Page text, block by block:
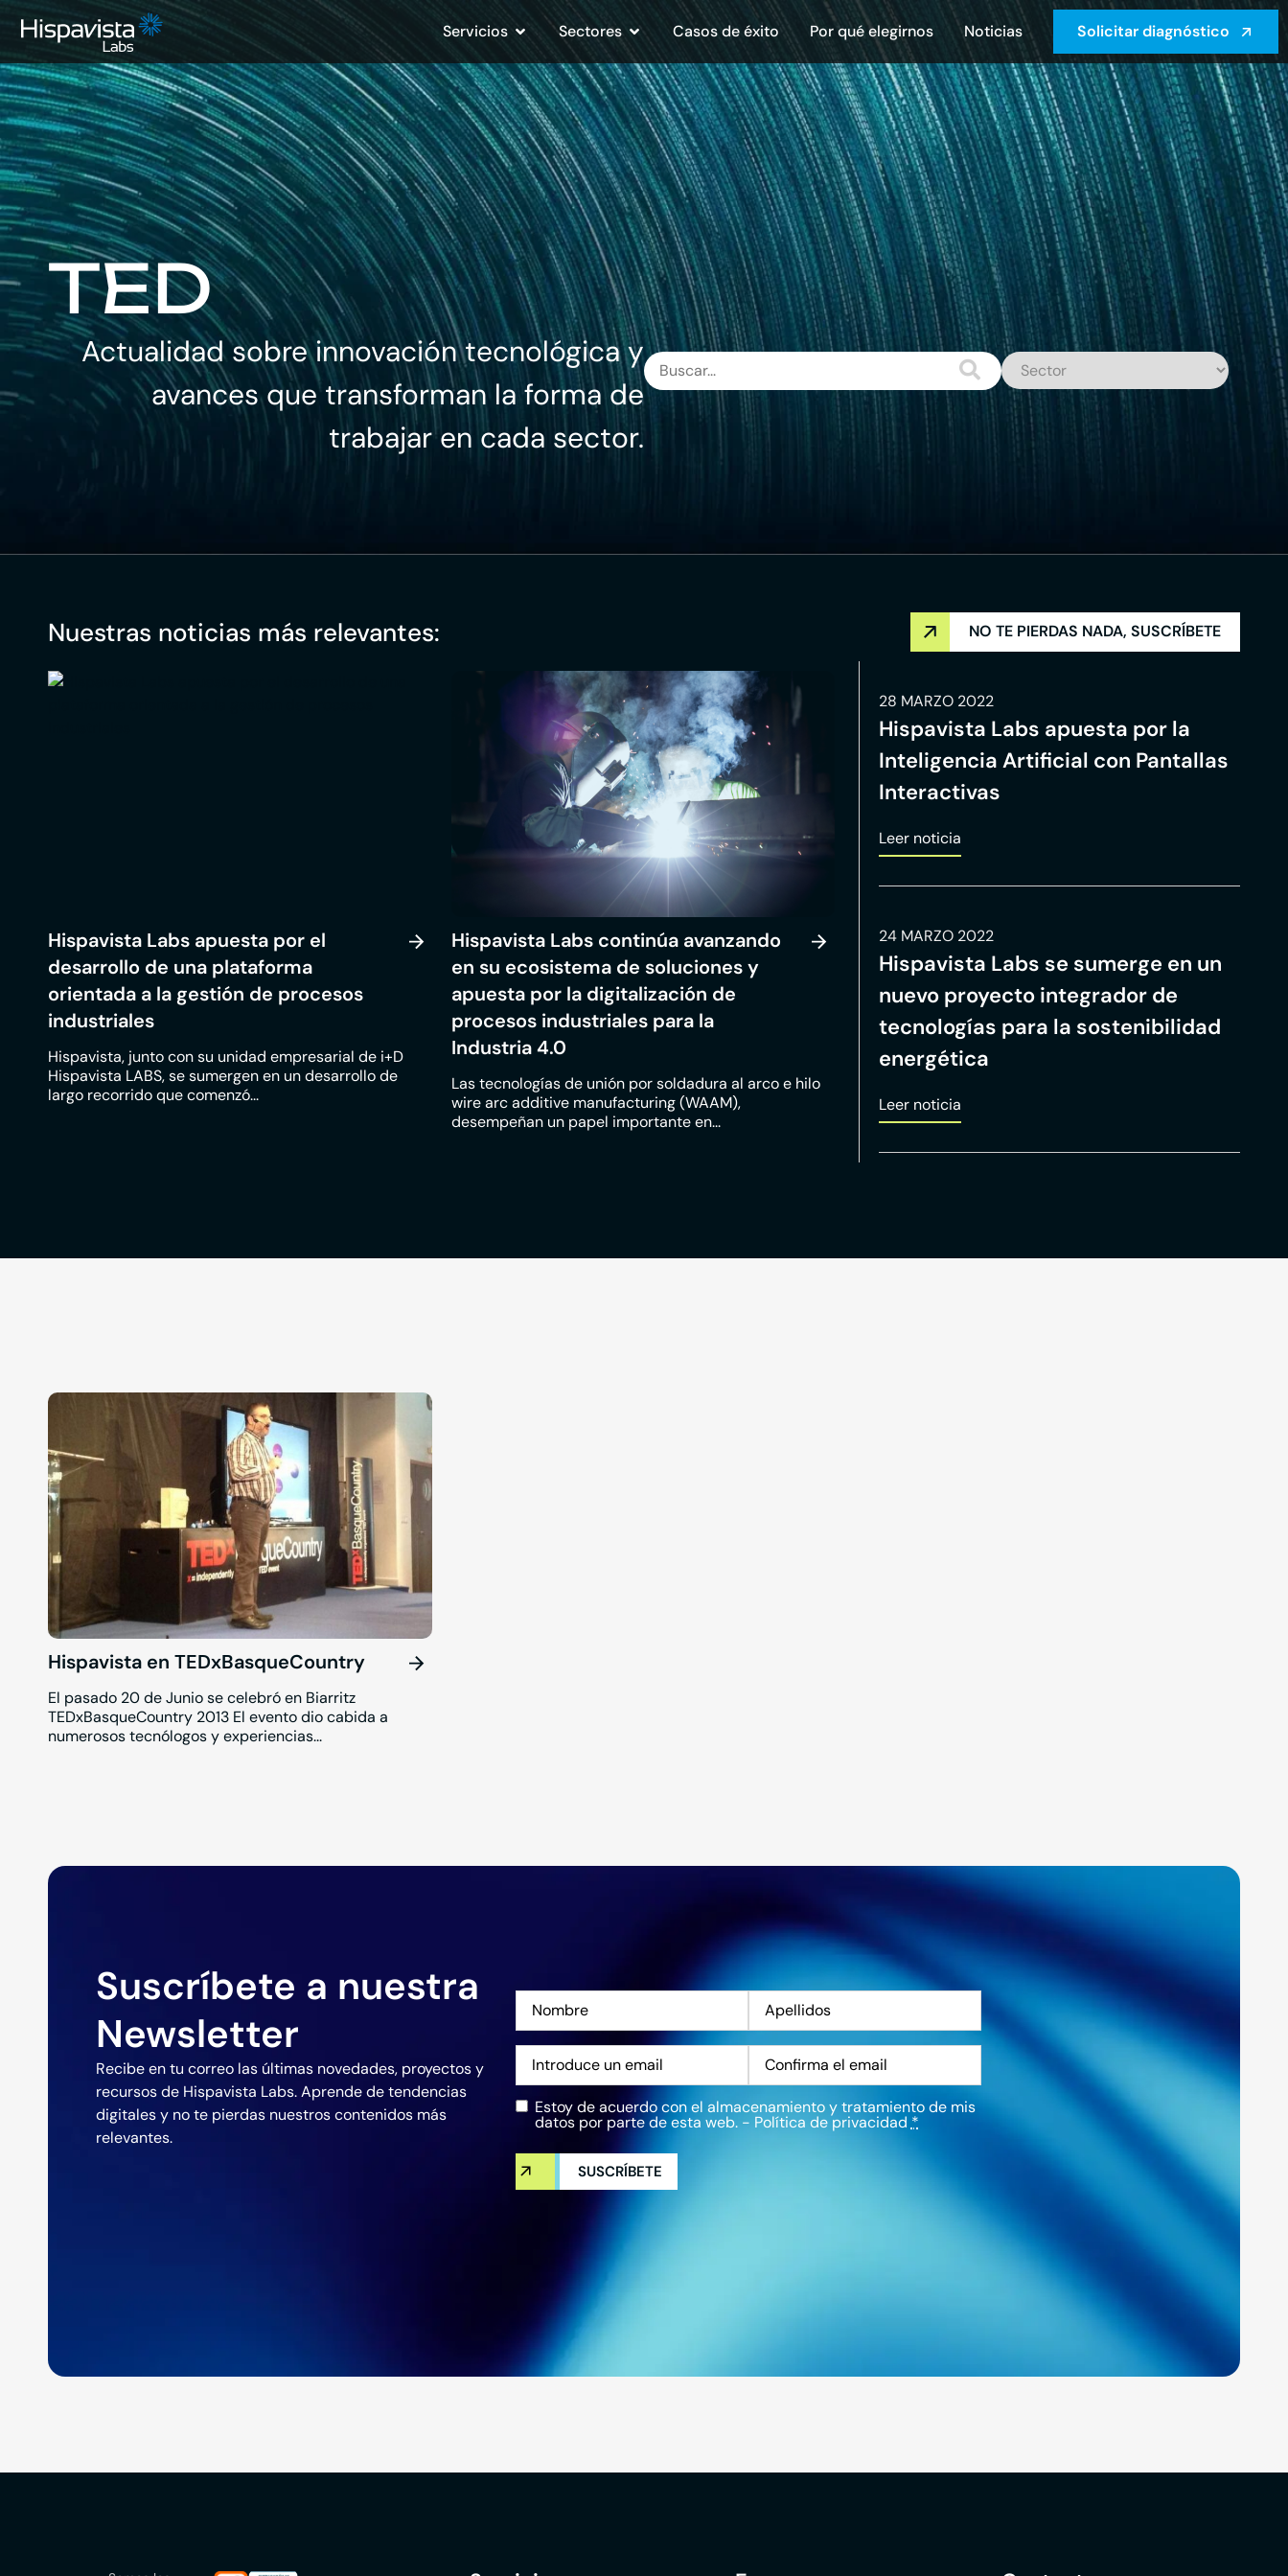
Servicios Sectores Casos de éxito Por qué elegirnos Noticias Solicitar diagnóstico
TED
Actualidad sobre innovación tecnológica y
avances que transforman la forma de
trabajar en cada sector.
Nuestras noticias más relevantes: NO TE PIERDAS NADA, SUSCRÍBETE
Hispavista Labs apuesta por el
desarrollo de una plataforma
orientada a la gestión de procesos
industriales
Hispavista, junto con su unidad empresarial de i+D
Hispavista LABS, se sumergen en un desarrollo de
largo recorrido que comenzó...
Hispavista Labs continúa avanzando
en su ecosistema de soluciones y
apuesta por la digitalización de
procesos industriales para la
Industria 4.0
Las tecnologías de unión por soldadura al arco e hilo
wire arc additive manufacturing (WAAM),
desempeñan un papel importante en...
28 MARZO 2022
Hispavista Labs apuesta por la
Inteligencia Artificial con Pantallas
Interactivas
Leer noticia
24 MARZO 2022
Hispavista Labs se sumerge en un
nuevo proyecto integrador de
tecnologías para la sostenibilidad
energética
Leer noticia
Hispavista en TEDxBasqueCountry
El pasado 20 de Junio se celebró en Biarritz
TEDxBasqueCountry 2013 El evento dio cabida a
numerosos tecnólogos y experiencias...
Suscríbete a nuestra
Newsletter
Recibe en tu correo las últimas novedades, proyectos y
recursos de Hispavista Labs. Aprende de tendencias
digitales y no te pierdas nuestros contenidos más
relevantes.
Nombre
Correo
electrónico *
Privacidad*
Estoy de acuerdo con el almacenamiento y tratamiento de mis
datos por parte de esta web. - Política de privacidad *